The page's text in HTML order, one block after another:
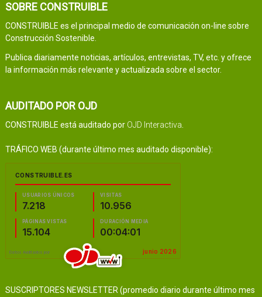
SOBRE CONSTRUIBLE
CONSTRUIBLE es el principal medio de comunicación on-line sobre
Construcción Sostenible.
Publica diariamente noticias, artículos, entrevistas, TV, etc. y ofrece
la información más relevante y actualizada sobre el sector.
AUDITADO POR OJD
CONSTRUIBLE está auditado por OJD Interactiva
TRÁFICO WEB (durante último mes auditado disponible):
SUSCRIPTORES NEWSLETTER (promedio diario durante último mes